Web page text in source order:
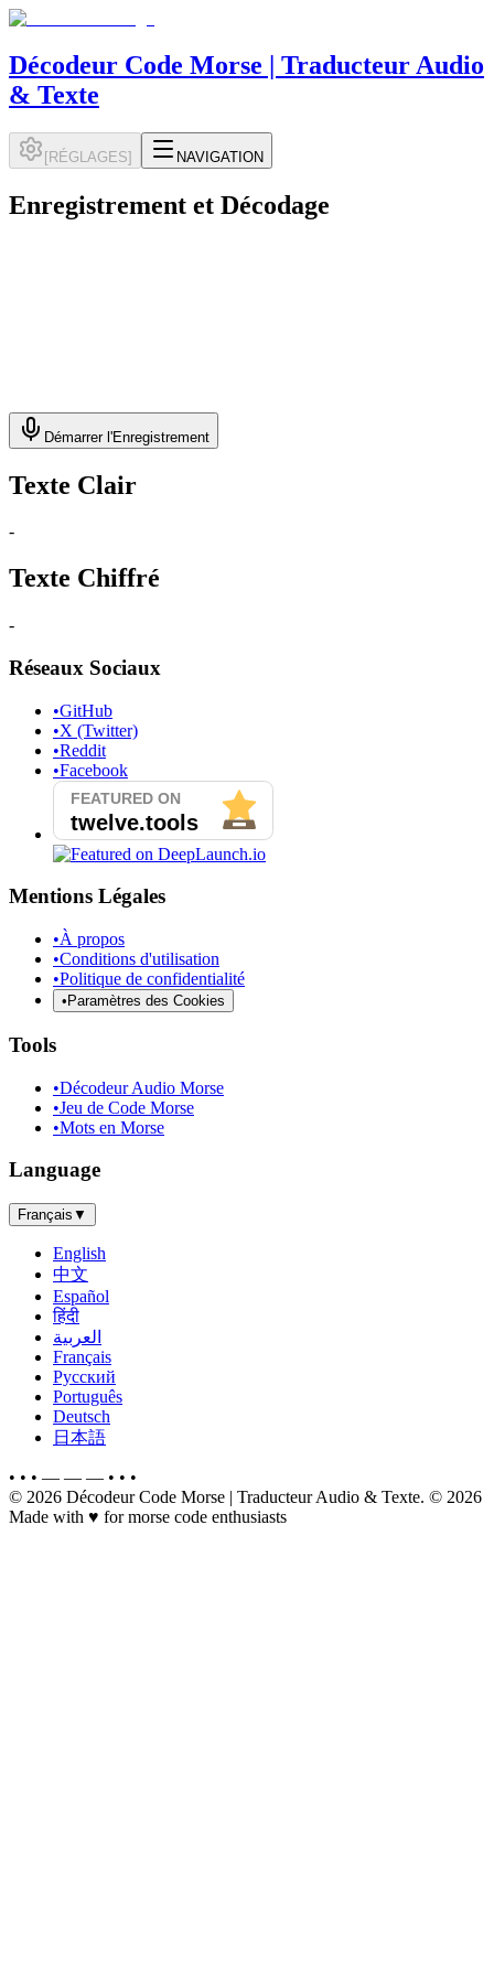
Décodeur Code Morse | Traducteur Audio
& Texte
[RÉGLAGES] NAVIGATION
Enregistrement et Décodage
Démarrer l'Enregistrement
Texte Clair
-
Texte Chiffré
-
Réseaux Sociaux
•GitHub
•X (Twitter)
•Reddit
•Facebook
Mentions Légales
•À propos
•Conditions d'utilisation
•Politique de confidentialité
• Paramètres des Cookies
Tools
•Décodeur Audio Morse
•Jeu de Code Morse
•Mots en Morse
Language
Français ▼
English
中文
Español
हिंदी
العربية
Français
Русский
Português
Deutsch
日本語
• • • — — — • • •
© 2026 Décodeur Code Morse | Traducteur Audio & Texte. © 2026
Made with ♥ for morse code enthusiasts